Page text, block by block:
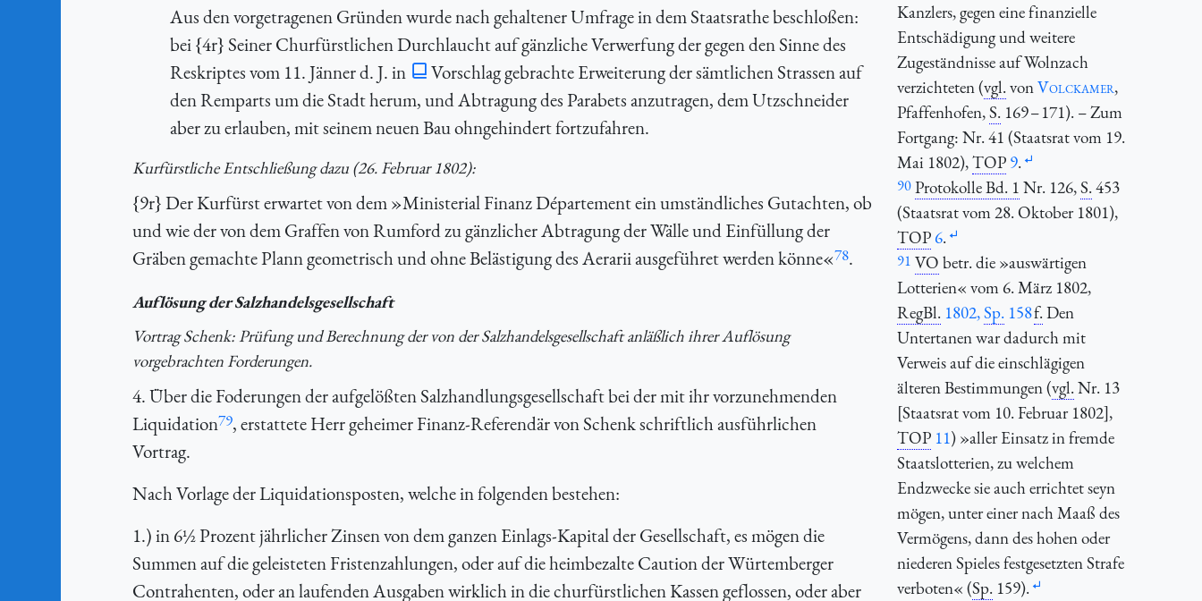
Aus den vorgetragenen Gründen wurde nach gehaltener Umfrage in dem Staatsrathe beschloßen:
bei {4r} Seiner Churfürstlichen Durchlaucht auf gänzliche Verwerfung der gegen den Sinne des
Reskriptes vom 11. Jänner d. J. in
Vorschlag gebrachte Erweiterung der sämtlichen Strassen auf
den Remparts um die Stadt herum, und Abtragung des Parabets anzutragen, dem Utzschneider
aber zu erlauben, mit seinem neuen Bau ohngehindert fortzufahren.
Kurfürstliche Entschließung dazu (26. Februar 1802):
{9r} Der Kurfürst erwartet von dem »Ministerial Finanz Département ein umständliches Gutachten, ob
und wie der von dem Graffen von Rumford zu gänzlicher Abtragung der Wälle und Einfüllung der
Gräben gemachte Plann geometrisch und ohne Belästigung des Aerarii ausgeführet werden könne«78.
Auflösung der Salzhandelsgesellschaft
Vortrag Schenk: Prüfung und Berechnung der von der Salzhandelsgesellschaft anläßlich ihrer Auflösung
vorgebrachten Forderungen.
4. Über die Foderungen der aufgelößten Salzhandlungsgesellschaft bei der mit ihr vorzunehmenden
Liquidation79, erstattete Herr geheimer Finanz-Referendär von Schenk schriftlich ausführlichen
Vortrag.
Nach Vorlage der Liquidationsposten, welche in folgenden bestehen:
1.) in 6½ Prozent jährlicher Zinsen von dem ganzen Einlags-Kapital der Gesellschaft, es mögen die
Summen auf die geleisteten Fristenzahlungen, oder auf die heimbezalte Caution der Würtemberger
Contrahenten, oder an laufenden Ausgaben wirklich in die churfürstlichen Kassen geflossen, oder aber
Kanzlers, gegen eine finanzielle
Entschädigung und weitere
Zugeständnisse auf Wolnzach
verzichteten (vgl.vonVolckamer,
Pfaffenhofen,S. 169 – 171). – Zum
Fortgang: Nr. 41 (Staatsrat vom 19.
Mai 1802),TOP 9.
90Protokolle Bd. 1 Nr. 126,S.453
(Staatsrat vom 28. Oktober 1801),
TOP 6.
91 VO betr. die »auswärtigen
Lotterien« vom 6. März 1802,
RegBl. 1802,Sp. 158f.Den
Untertanen war dadurch mit
Verweis auf die einschlägigen
älteren Bestimmungen (vgl.Nr. 13
[Staatsrat vom 10. Februar 1802],
TOP 11) »aller Einsatz in fremde
Staatslotterien, zu welchem
Endzwecke sie auch errichtet seyn
mögen, unter einer nach Maaß des
Vermögens, dann des hohen oder
niederen Spieles festgesetzten Strafe
verboten« (Sp. 159).